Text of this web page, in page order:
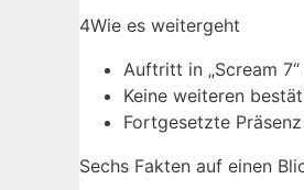
4Wie es weitergeht
Auftritt in „Scream
Keine weiteren
Fortgesetzte
Sechs Fakten auf einen